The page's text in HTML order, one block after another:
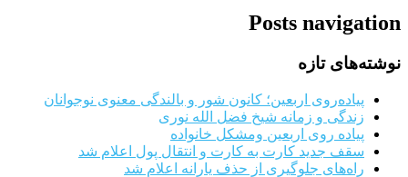
Posts navigation
نوشته‌های تازه
پیاده‌روی اربعین؛ کانون شور و بالندگی معنوی نوجوانان
زندگی و زمانه شیخ فضل الله نوری
پیاده روی اربعین ومشکل خانواده
سقف جدید کارت به کارت و انتقال پول اعلام شد
راه‌های جلوگیری از حذف یارانه اعلام شد